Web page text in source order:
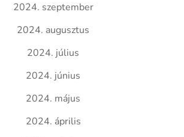
2024. szeptember
2024. augusztus
2024. július
2024. június
2024. május
2024. április